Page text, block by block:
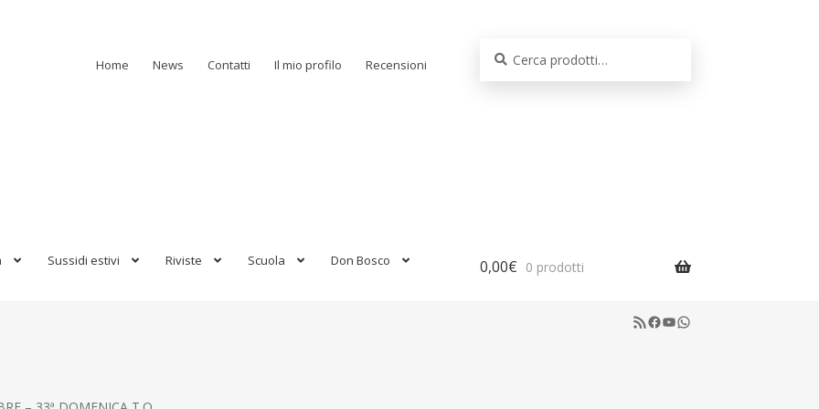
Home News Contatti Il mio profilo Recensioni
Sussidi estivi Riviste Scuola Don Bosco 0,00€ 0 prodotti
RSS Feed
Facebook
YouTube
WhatsApp